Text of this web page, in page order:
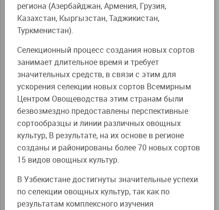
региона (Азербайджан, Армения, Грузия,
Казахстан, Кыргызстан, Таджикистан,
Туркменистан).
Селекционный процесс создания новых сортов
занимает длительное время и требует
значительных средств, в связи с этим для
ускорения селекции новых сортов Всемирным
Центром Овощеводства этим странам были
безвозмездно предоставлены перспективные
сортообразцы и линии различных овощных
культур, В результате, на их основе в регионе
созданы и районированы более 70 новых сортов
15 видов овощных культур.
В Узбекистане достигнуты значительные успехи
по селекции овощных культур, так как по
результатам комплексного изучения